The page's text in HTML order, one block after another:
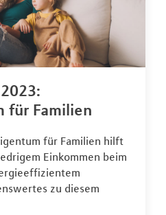
für Familien
für Familien hilft
Einkommen beim
zu diesem